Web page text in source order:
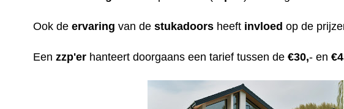
Ook deervaring van destukadoors heeft invloed op de
Eenzzp'er hanteert doorgaans een tarief tussen de€30,- en